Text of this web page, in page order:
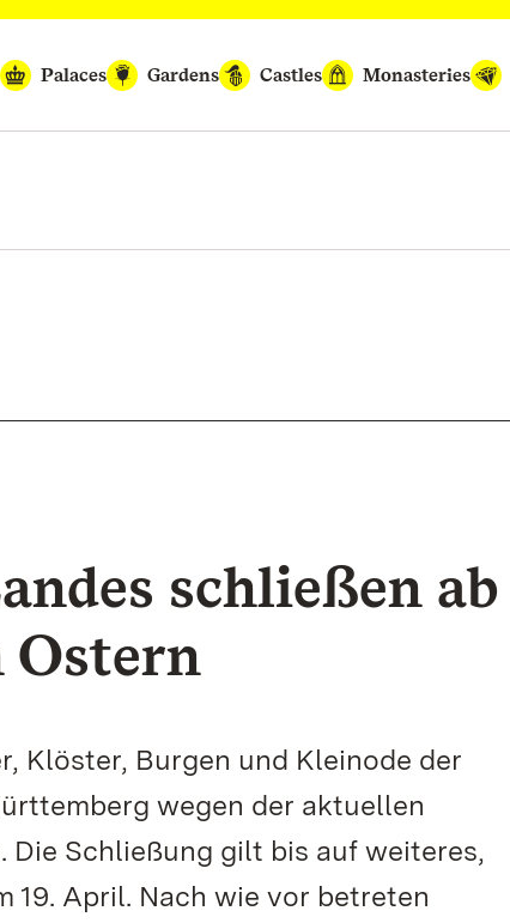
Palaces
Gardens Castles Monasteries
schließen ab
Ostern
Klöster, Burgen und Kleinode der
wegen der aktuellen
Schließung gilt bis auf weiteres,
19. April. Nach wie vor betreten